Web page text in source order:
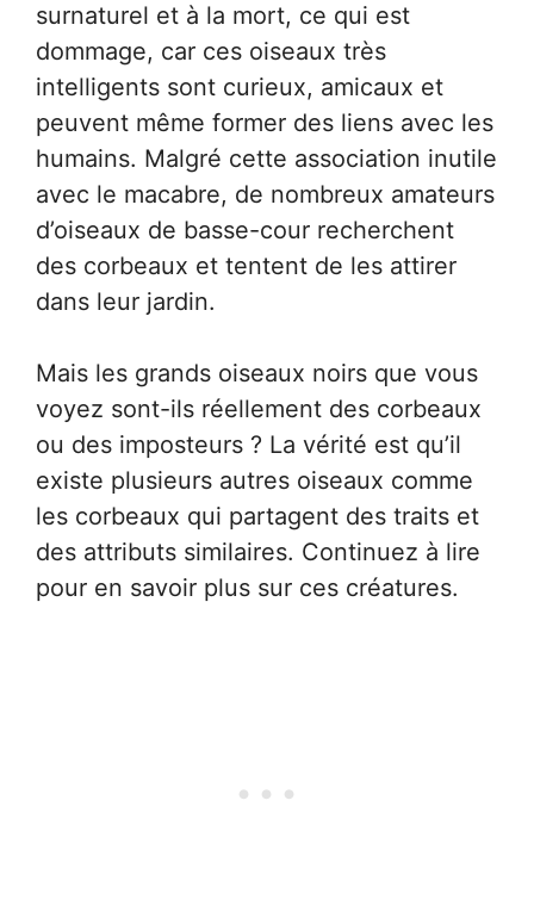
surnaturel et à la mort, ce qui est
dommage, car ces oiseaux très
intelligents sont curieux, amicaux et
peuvent même former des liens avec les
humains. Malgré cette association inutile
avec le macabre, de nombreux amateurs
d’oiseaux de basse-cour recherchent
des corbeaux et tentent de les attirer
dans leur jardin.
Mais les grands oiseaux noirs que vous
voyez sont-ils réellement des corbeaux
ou des imposteurs ? La vérité est qu’il
existe plusieurs autres oiseaux comme
les corbeaux qui partagent des traits et
des attributs similaires. Continuez à lire
pour en savoir plus sur ces créatures.